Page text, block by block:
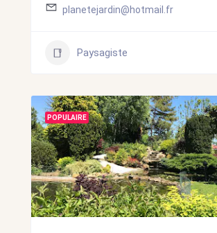
planetejardin@hotmail.fr
Paysagiste
POPULAIRE